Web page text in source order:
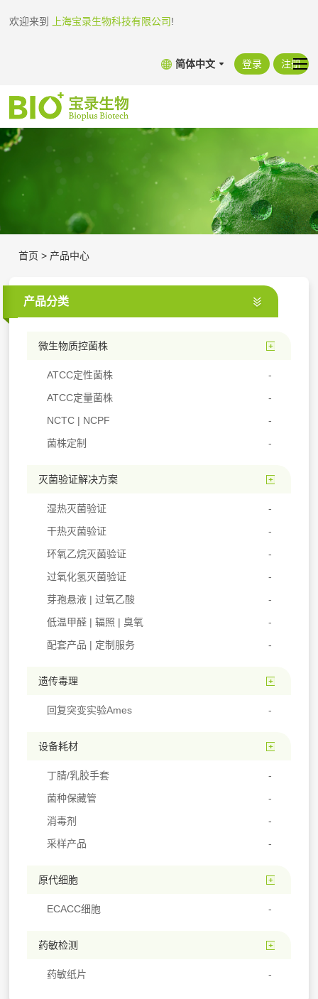
欢迎来到 上海宝录生物科技有限公司!
简体中文 登录 注册
首页 > 产品中心
产品分类
微生物质控菌株
ATCC定性菌株
ATCC定量菌株
NCTC | NCPF
菌株定制
灭菌验证解决方案
湿热灭菌验证
干热灭菌验证
环氧乙烷灭菌验证
过氧化氢灭菌验证
芽孢悬液 | 过氧乙酸
低温甲醛 | 辐照 | 臭氧
配套产品 | 定制服务
遗传毒理
回复突变实验Ames
设备耗材
丁腈/乳胶手套
菌种保藏管
消毒剂
采样产品
原代细胞
ECACC细胞
药敏检测
药敏纸片